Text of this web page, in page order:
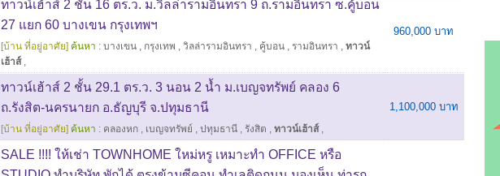
ทาวน์เฮ้าส์ 2 ชั้น 16 ตร.ว. ม.วิลล่ารามอินทรา 9 ถ.รามอินทรา ซ.คู้บอน
27 แยก 60 บางเขน กรุงเทพฯ
[บ้าน ที่อยู่อาศัย] ค้นหา : บางเขน , กรุงเทพ , วิลล่ารามอินทรา , คู้บอน , รามอินทรา , ทาวน์
เฮ้าส์,
960,000 บาท
ทาวน์เฮ้าส์ 2 ชั้น 29.1 ตร.ว. 3 นอน 2 น้ำ ม.เบญจทรัพย์ คลอง 6
ถ.รังสิต-นครนายก อ.ธัญบุรี จ.ปทุมธานี
[บ้าน ที่อยู่อาศัย] ค้นหา : คลองหก , เบญจทรัพย์ , ปทุมธานี , รังสิต , ทาวน์เฮ้าส์,
1,100,000 บาท
SALE !!!! ให้เช่า TOWNHOME ใหม่หรู เหมาะทำ OFFICE หรือ